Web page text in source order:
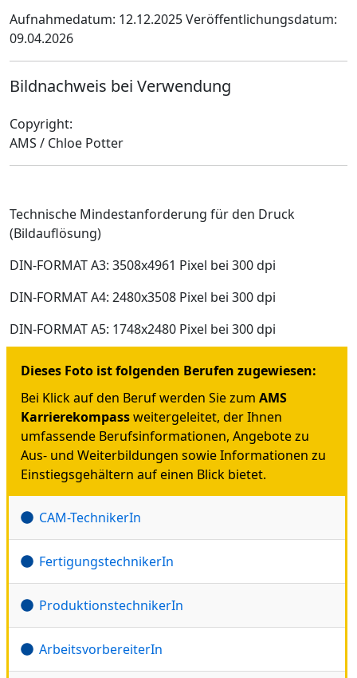
Aufnahmedatum: 12.12.2025Veröffentlichungsdatum:
09.04.2026
Bildnachweis bei Verwendung
Copyright:
AMS / Chloe Potter
Technische Mindestanforderung für den Druck
(Bildauflösung)
DIN-FORMAT A3: 3508x4961 Pixel bei 300 dpi
DIN-FORMAT A4: 2480x3508 Pixel bei 300 dpi
DIN-FORMAT A5: 1748x2480 Pixel bei 300 dpi
Dieses Foto ist folgenden Berufen zugewiesen:
Bei Klick auf den Beruf werden Sie zum AMS
Karrierekompassweitergeleitet, der Ihnen
umfassende Berufsinformationen, Angebote zu
Aus- und Weiterbildungen sowie Informationen zu
Einstiegsgehältern auf einen Blick bietet.
CAM-TechnikerIn
FertigungstechnikerIn
ProduktionstechnikerIn
ArbeitsvorbereiterIn